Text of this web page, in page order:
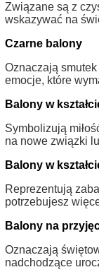
Związane są z
wskazywać na
Czarne balony
Oznaczają
emocje, które
Balony w
Symbolizują
na nowe związki
Balony w
Reprezentują
potrzebujesz
Balony na
Oznaczają
nadchodzące